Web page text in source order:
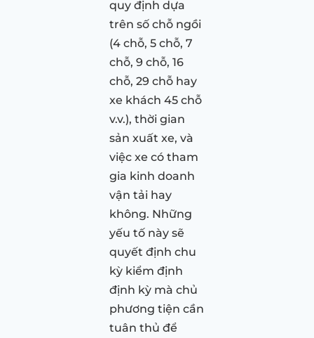
quy định dựa
trên số chỗ ngồi
(4 chỗ, 5 chỗ, 7
chỗ, 9 chỗ, 16
chỗ, 29 chỗ hay
xe khách 45 chỗ
v.v.), thời gian
sản xuất xe, và
việc xe có tham
gia kinh doanh
vận tải hay
không. Những
yếu tố này sẽ
quyết định chu
kỳ kiểm định
định kỳ mà chủ
phương tiện cần
tuân thủ để